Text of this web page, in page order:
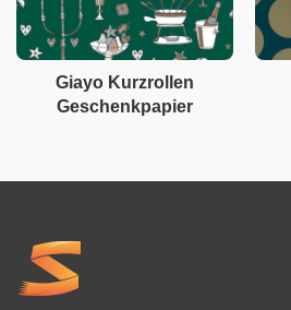
Giayo Kurzrollen
Geschenkpapier